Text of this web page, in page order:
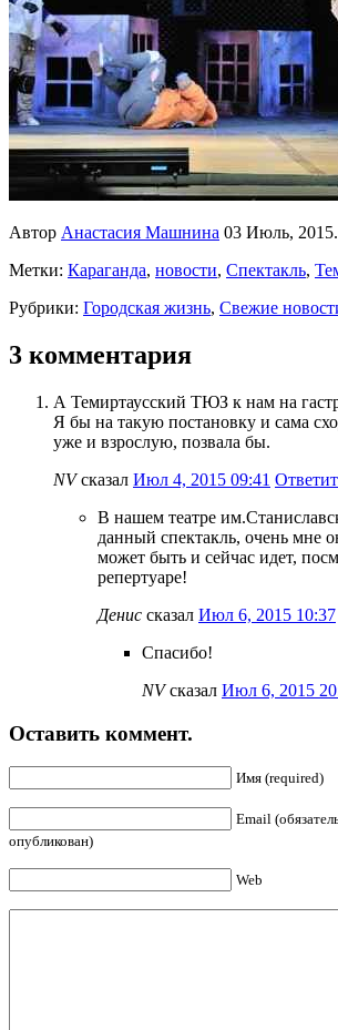
Автор Анастасия Машнина 03 Июль, 2015.
Метки: Караганда, новости, Спектакль,
Рубрики: Городская жизнь, Свежие
3 комментария
А Темиртаусский ТЮЗ к нам на
Я бы на такую постановку и сама
уже и взрослую, позвала бы.
NVсказал Июл 4, 2015 09:41
В нашем театре
данный спектакль, очень мне
может быть и сейчас идет,
репертуаре!
Денис сказал Июл 6, 2015 10:37
Спасибо!
NVсказал Июл 6, 2015
Оставить коммент.
Имя (required)
Email
опубликован)
Web